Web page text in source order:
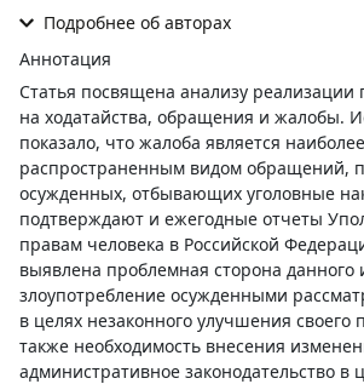
Подробнее об авторах
Аннотация
Статья посвящена анализу
на ходатайства, обращения и жалобы.
показало, что жалоба является наиболее
распространенным видом обращений,
осужденных, отбывающих уголовные
подтверждают и ежегодные отчеты
правам человека в Российской
выявлена проблемная сторона данного
злоупотребление осужденными
в целях незаконного улучшения своего
также необходимость внесения
административное законодательство в